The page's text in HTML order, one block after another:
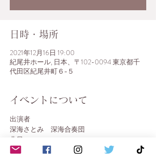
日時・場所
2021年12月16日 19:00
紀尾井ホール, 日本、〒102-0094 東京都千
代田区紀尾井町６−５
イベントについて
出演者
深海さとみ　深海合奏団
曲目
新作委嘱、独奏曲、他。